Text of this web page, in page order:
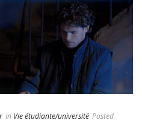
In Vie étudiante/université Posted